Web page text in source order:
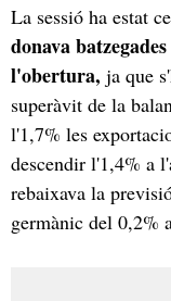
La sessió ha estat
donava
l'obertura, ja que
superàvit de la
l'1,7% les
descendir l'1,4% a
rebaixava la
germànic del 0,2%